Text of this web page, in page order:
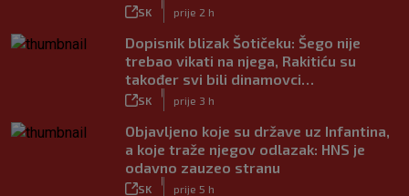
SK prije 2 h
Dopisnik blizak Šotičeku: Šego nije
trebao vikati na njega, Rakitiću su
također svi bili dinamovci…
SK prije 3 h
Objavljeno koje su države uz Infantina,
a koje traže njegov odlazak: HNS je
odavno zauzeo stranu
SK prije 5 h